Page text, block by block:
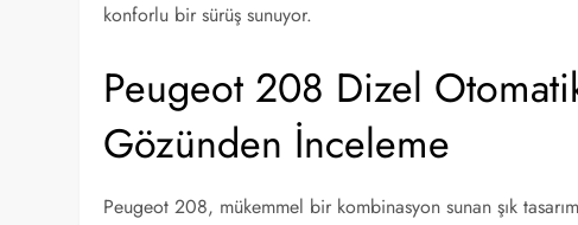
konforlu bir sürüş sunuyor.
Peugeot 208 Dizel
Gözünden İnceleme
Peugeot 208, mükemmel bir kombinasyon sunan şık